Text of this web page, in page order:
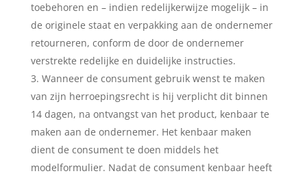
toebehoren en – indien redelijkerwijze mogelijk – in
de originele staat en verpakking aan de ondernemer
retourneren, conform de door de ondernemer
verstrekte redelijke en duidelijke instructies.
Wanneer de consument gebruik wenst te maken
van zijn herroepingsrecht is hij verplicht dit binnen
14 dagen, na ontvangst van het product, kenbaar te
maken aan de ondernemer. Het kenbaar maken
dient de consument te doen middels het
modelformulier. Nadat de consument kenbaar heeft